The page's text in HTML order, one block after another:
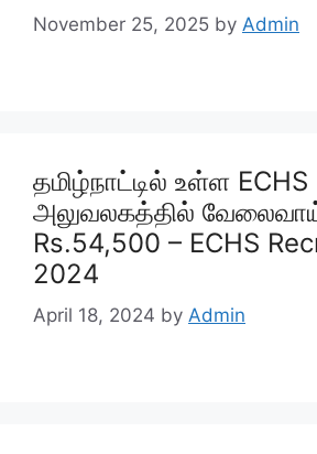
November 25, 2025 by Admin
தமிழ்நாட்டில் உள்ள ECHS
அலுவலகத்தில்
Rs.54,500 – ECHS
2024
April 18, 2024 by Admin